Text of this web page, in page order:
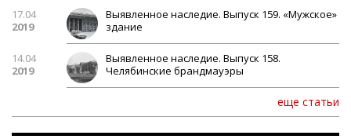
17.04
2019
Выявленное наследие. Выпуск 159. «Мужское»
здание
14.04
2019
Выявленное наследие. Выпуск 158.
Челябинские брандмауэры
еще статьи